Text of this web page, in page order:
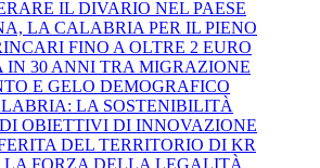
IL DIVARIO NEL PAESE
LA CALABRIA PER IL PIENO
FINO A OLTRE 2 EURO
30 ANNI TRA MIGRAZIONE
E GELO DEMOGRAFICO
LA SOSTENIBILITÀ
OBIETTIVI DI INNOVAZIONE
DEL TERRITORIO DI KR
LA FORZA DELLA LEGALITÀ